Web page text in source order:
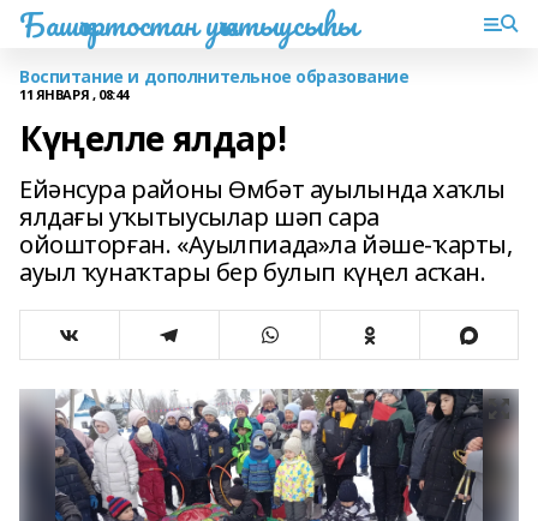
Башҡортостан уҡытыусыһы
Воспитание и дополнительное образование
11 ЯНВАРЯ , 08:44
Күңелле ялдар!
Ейәнсура районы Өмбәт ауылында хаҡлы
ялдағы уҡытыусылар шәп сара
ойошторған. «Ауылпиада»ла йәше-ҡарты,
ауыл ҡунаҡтары бер булып күңел асҡан.